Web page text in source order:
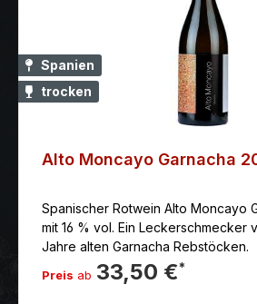
Serviertemperatur: 16.00 °C
Verschlussart:
Spanien
trocken
Alto Moncayo Garnacha
Spanischer Rotwein Alto Moncayo
mit 16 % vol. Ein Leckerschmecker
Jahre alten Garnacha Rebstöcken.
Preis ab 33,50 €*